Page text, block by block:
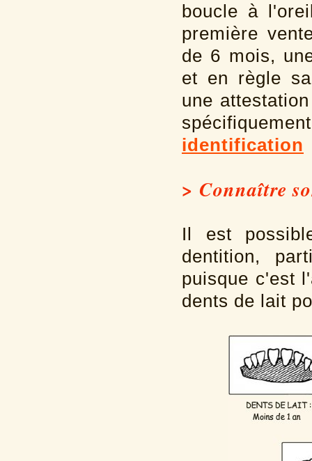
boucle à
première
de 6 mois,
et en règle
une
identification
> Connaître
Il est
dentition,
puisque c'est
dents de lait